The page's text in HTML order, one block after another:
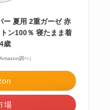
ー 夏用 2重ガーゼ 赤
ン100％ 寝たまま着
歳
調べ）
場